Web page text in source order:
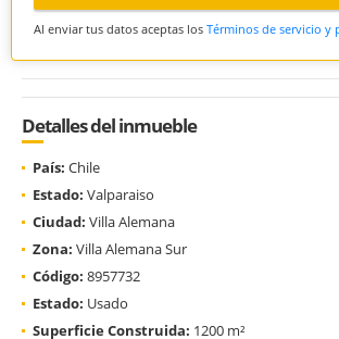
Al enviar tus datos aceptas los Términos de servicio y
Detalles del inmueble
País: Chile
Estado: Valparaiso
Ciudad: Villa Alemana
Zona: Villa Alemana Sur
Código: 8957732
Estado: Usado
Superficie Construida: 1200 m²